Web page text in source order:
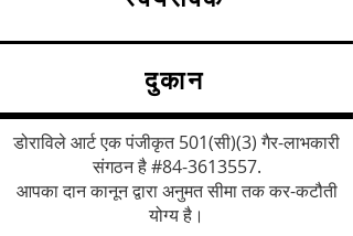
दुकान
डोराविले आर्ट एक पंजीकृत 501(सी)(3) गैर-लाभकारी
संगठन है #84-3613557.
आपका दान कानून द्वारा अनुमत सीमा तक कर-कटौती
योग्य है।